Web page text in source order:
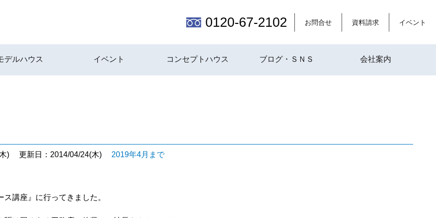
0120-67-2102 お問合せ 資料請求 イベント
デルハウス イベント コンセプトハウス ブログ・ＳＮＳ 会社案内
) 更新日：2014/04/24(木) 2019年4月まで
講座』に行ってきました。